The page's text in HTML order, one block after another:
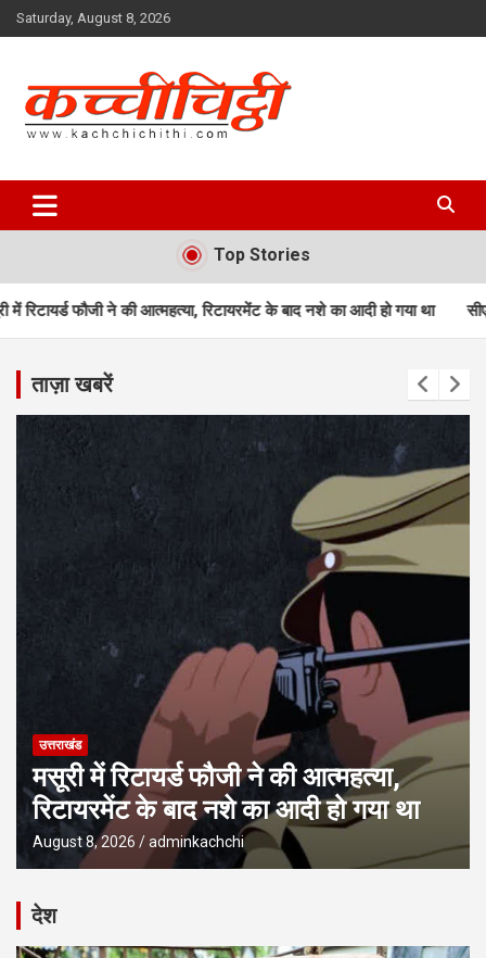
Skip
to
Saturday, August 8, 2026
Kachchichithi
Top Stories
आत्महत्या, रिटायरमेंट के बाद नशे का आदी हो गया था सीएम धामी करेंगे 3 लाख
ताज़ा खबरें
उत्तराखंड
मसूरी में रिटायर्ड फौजी ने की आत्महत्या,
रिटायरमेंट के बाद नशे का आदी हो गया था
August 8, 2026 adminkachchi
देश